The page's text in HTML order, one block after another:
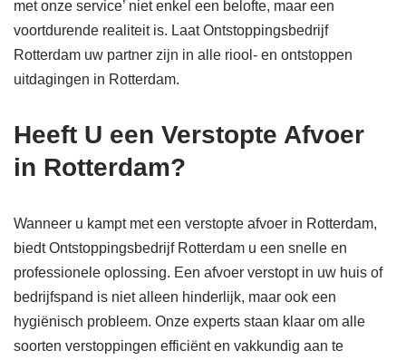
met onze service’ niet enkel een belofte, maar een
voortdurende realiteit is. Laat Ontstoppingsbedrijf
Rotterdam uw partner zijn in alle riool- en ontstoppen
uitdagingen in Rotterdam.
Heeft U een Verstopte Afvoer
in Rotterdam?
Wanneer u kampt met een verstopte afvoer in Rotterdam,
biedt Ontstoppingsbedrijf Rotterdam u een snelle en
professionele oplossing. Een afvoer verstopt in uw huis of
bedrijfspand is niet alleen hinderlijk, maar ook een
hygiënisch probleem. Onze experts staan klaar om alle
soorten verstoppingen efficiënt en vakkundig aan te